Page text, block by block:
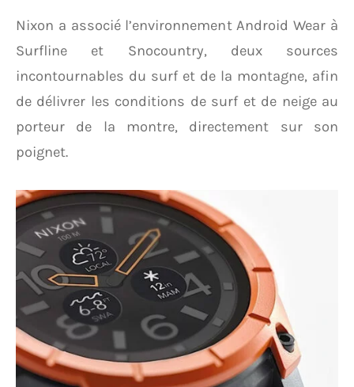
Nixon a associé l’environnement Android Wear à
Surfline et Snocountry, deux sources
incontournables du surf et de la montagne, afin
de délivrer les conditions de surf et de neige au
porteur de la montre, directement sur son
poignet.